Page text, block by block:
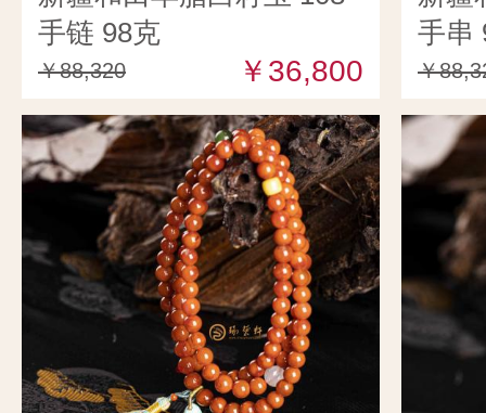
手链 98克
￥88,320 ￥36,800
手串
￥